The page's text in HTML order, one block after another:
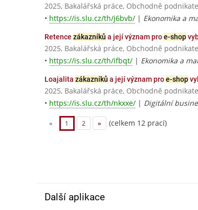
2025, Bakalářská práce, Obchodně
• https://is.slu.cz/th/j6bvb/ | Ekonomika a
Retence zákazníků a její význam proe-shop
2025, Bakalářská práce, Obchodně
• https://is.slu.cz/th/ifbqt/ | Ekonomika a
Loajalita zákazníků a její význam proe-shop
2025, Bakalářská práce, Obchodně
• https://is.slu.cz/th/nkxxe/ | Digitální
« 1 2 » (celkem 12 prací)
Další aplikace